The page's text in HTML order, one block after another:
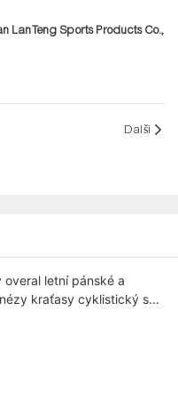
LanTeng Sports Products Co.,
Další
overal letní pánské a
kraťasy cyklistický set